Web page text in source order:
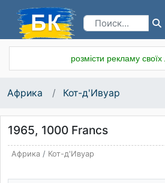
розмісти рекламу своїх
Африка Кот-д'Ивуар
1965, 1000 Francs
Африка/ Кот-д'Ивуар